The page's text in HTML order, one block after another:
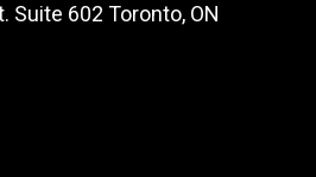
Suite 602 Toronto, ON